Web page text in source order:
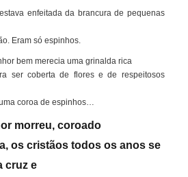
enfeitada da brancura de pequenas
Eram só espinhos.
bem merecia uma grinalda rica
ser coberta de flores e de respeitosos
coroa de espinhos…
morreu, coroado
os cristãos todos os anos se
cruz e